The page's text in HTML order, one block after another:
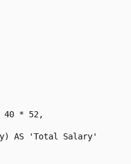
* 40 * 52,
AS 'Total Salary'